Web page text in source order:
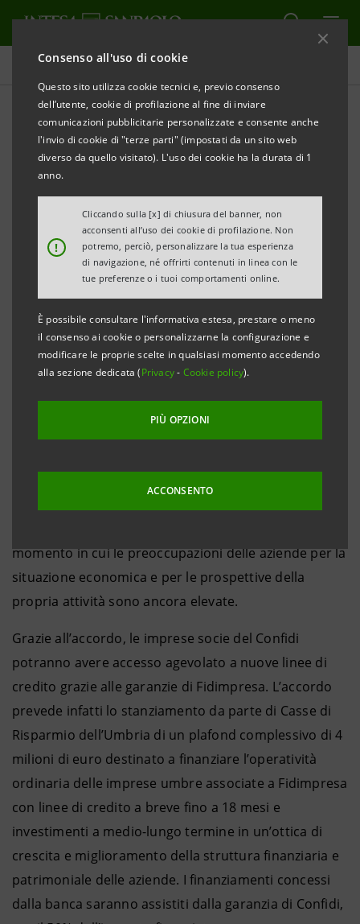
Consenso all'uso di cookie
Questo sito utilizza cookie tecnici e, previo consenso
dell’utente, cookie di profilazione al fine di inviare
comunicazioni pubblicitarie personalizzate e consente anche
l'invio di cookie di "terze parti" (impostati da un sito web
diverso da quello visitato). L'uso dei cookie ha la durata di 1
anno.
!
Cliccando sulla [x] di chiusura del banner, non
acconsenti all’uso dei cookie di profilazione. Non
potremo, perciò, personalizzare la tua esperienza
di navigazione, né offrirti contenuti in linea con le
tue preferenze o i tuoi comportamenti online.
È possibile consultare l'informativa estesa, prestare o meno
il consenso ai cookie o personalizzarne la configurazione e
modificare le proprie scelte in qualsiasi momento accedendo
alla sezione dedicata (Privacy- Cookie policy).
PIÙ OPZIONI
ACCONSENTO
Comunicati stampa
STAMPA AGGIORNA
COMUNICATO STAMPA
CASSE DI RISPARMIO DELL’UMBRIA E FIDIMPRESA:
• Plafond complessivo di 4 milioni di euro a
sostegno delle esigenze finanziarie delle piccole e
medie imprese della regione
• Offerta di finanziamenti a breve e medio-lungo
termine, assistiti da garanzie di Fidimpresa
• Programma di iniziative volte a stimolare la
domanda di credito di imprese che hanno
momento in cui le preoccupazioni delle aziende per la
situazione economica e per le prospettive della
propria attività sono ancora elevate.
Grazie all’accordo, le imprese socie del Confidi
potranno avere accesso agevolato a nuove linee di
credito grazie alle garanzie di Fidimpresa. L’accordo
prevede infatti lo stanziamento da parte di Casse di
Risparmio dell’Umbria di un plafond complessivo di 4
milioni di euro destinato a finanziare l’operatività
ordinaria delle imprese umbre associate a Fidimpresa
con linee di credito a breve fino a 18 mesi e
investimenti a medio-lungo termine in un’ottica di
crescita e miglioramento della struttura finanziaria e
patrimoniale delle aziende. I finanziamenti concessi
dalla banca saranno assistiti dalla garanzia di Confidi,